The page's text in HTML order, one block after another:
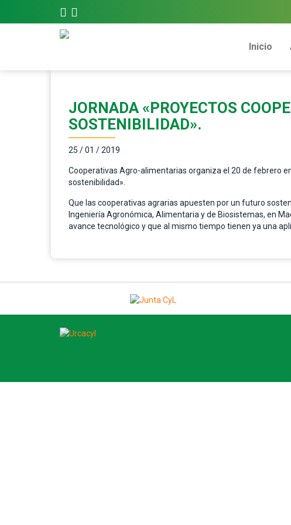
Inicio
JORNADA «PROYECTOS
SOSTENIBILIDAD».
25 / 01 / 2019
Cooperativas Agro-alimentarias organiza el 20 de febrero
sostenibilidad».
Que las cooperativas agrarias apuesten por un futuro
Ingeniería Agronómica, Alimentaria y de Biosistemas, en
avance tecnológico y que al mismo tiempo tienen ya una